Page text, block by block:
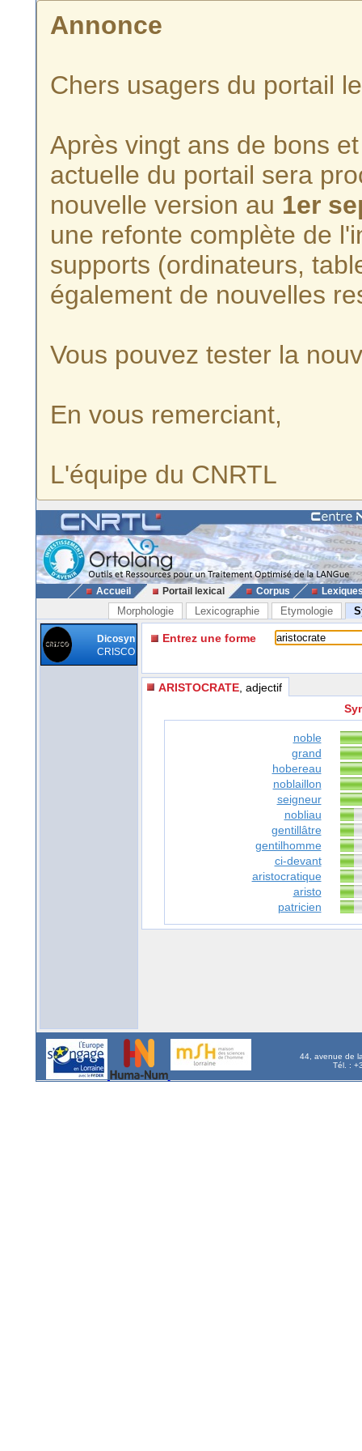
Annonce
Chers usagers du portail
Après vingt ans de bons
actuelle du portail sera
nouvelle version au 1er
une refonte complète de
supports (ordinateurs,
également de nouvelles
Vous pouvez tester la
En vous remerciant,
L'équipe du CNRTL
Accueil Portail lexical Corpus
Morphologie Lexicographie Etymologie
Dicosyn
CRISCO
Entrez une forme
ARISTOCRATE , adjectif
noble
grand
hobereau
noblaillon
seigneur
nobliau
gentillâtre
gentilhomme
ci-devant
aristocratique
aristo
patricien
44, avenue de
Tél. :